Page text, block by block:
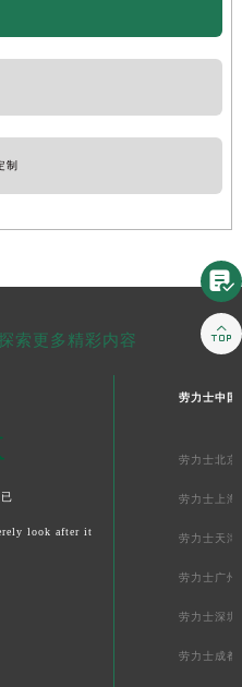
制
索更多精彩内容
look after it
劳力士中国
劳力士北京
劳力士上海
劳力士天津
劳力士广州
劳力士深圳
劳力士成都

